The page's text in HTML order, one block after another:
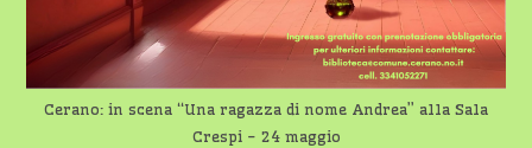
Cerano: in scena “Una ragazza di nome Andrea” alla Sala
Crespi - 24 maggio